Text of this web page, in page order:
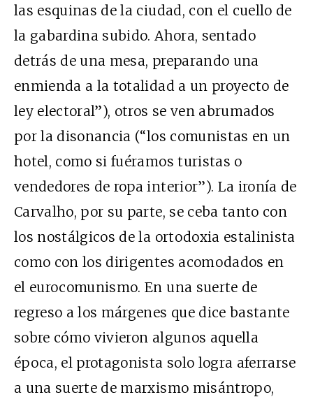
las esquinas de la ciudad, con el cuello de
la gabardina subido. Ahora, sentado
detrás de una mesa, preparando una
enmienda a la totalidad a un proyecto de
ley electoral”), otros se ven abrumados
por la disonancia (“los comunistas en un
hotel, como si fuéramos turistas o
vendedores de ropa interior”). La ironía de
Carvalho, por su parte, se ceba tanto con
los nostálgicos de la ortodoxia estalinista
como con los dirigentes acomodados en
el eurocomunismo. En una suerte de
regreso a los márgenes que dice bastante
sobre cómo vivieron algunos aquella
época, el protagonista solo logra aferrarse
a una suerte de marxismo misántropo,